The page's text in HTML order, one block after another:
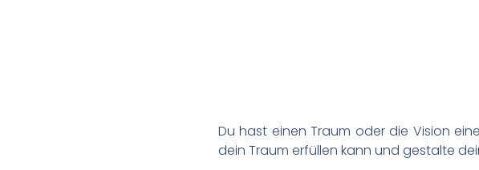
Du hast einen Traum oder die Vision
dein Traum erfüllen kann und gestalte